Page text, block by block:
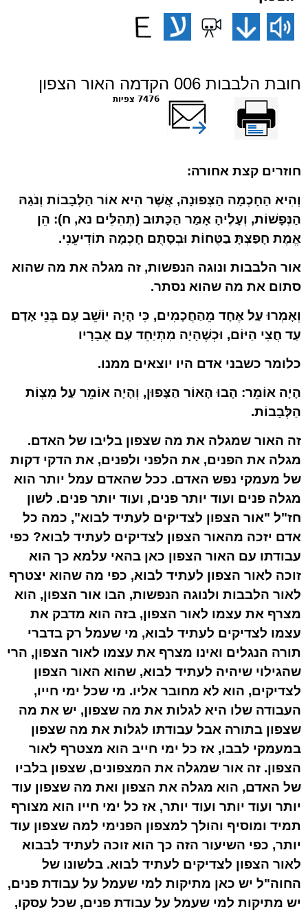
חובת הלבבות 006 הקדמה האור הצפון
7476 צפיות שלח דף במייל
חוזרים קצת אחורה:
וְהִיא הַחָכְמָה הַצְּפוּנָה, אֲשֶׁר הִיא אוֹר הַלְּבָבוֹת וְנֹגַהּ
הַנְּפָשׁוֹת, וְעָלֶיהָ אָמַר הַכָּתוּב (תְּהִלִּים נא, ח): הֵן
אֱמֶת חָפַצְתָּ בַטֻּחוֹת וּבְסָתֻם חָכְמָה תוֹדִיעֵנִי.
אור הלבבות ונוגה הנפשות, זה מגלה את מה שהוא
סתום את מה שהוא נסתר.
וְאָמְרוּ עַל אֶחָד מֵהַחֲכָמִים, כִּי הָיָה יוֹשֵׁב עִם בְּנֵי אָדָם
עַד חֲצִי הַיּוֹם, וּכְשֶׁהָיָה מִתְיַחֵד עִם אֵבָרָיו
כלומר כשבני אדם היו יוצאים ממנו.
הָיָה אוֹמֵר: הָבוּ הָאוֹר הַצָּפוּן, וְהָיָה אוֹמֵר עַל מִצְוֹת
הַלְּבָבוֹת.
זה האור שמגלה את מה שצפון בליבו של האדם.
מגלה את הפנים, את הלפני ולפנים, את הדקי דקות
של מעמקי נפש האדם. ככל שהאדם עמל יותר הוא
מגלה פנים ועוד יותר פנים, ועוד יותר פנים. לשון
חז"ל "אור הצפון לצדיקים לעתיד לבוא", כמה כל
אדם יזכה מהאור הצפון לצדיקים לעתיד לבוא? כפי
עבודתו עם האור הצפון כאן בהאי עלמא כך הוא
זוכה לאור הצפון לעתיד לבוא, כפי מה שהוא יצטרף
לאור הלבבות ולנוגה הנפשות, הבו אור הצפון, הוא
מצרף את עצמו לאור הצפון, בזה הוא מדבק את
עצמו לצדיקים לעתיד לבוא, מי שעמל רק בדברי
תורה הנגלים ואינו מצרף את עצמו לאור הצפון, הרי
שהגילוי שיהיה לעתיד לבוא, שהוא האור הצפון
לצדיקים, הוא לא מחובר אליו. מי שכל ימי חייו,
העבודה שלו היא לגלות את מה שצפון, יש את מה
שצפון בתורה אבל עבודתו לגלות את מה שצפון
במעמקי לבבו, אז כל ימי חייב הוא מצטרף לאור
הצפון. זה אור שמגלה את המצפונים, שצפון בלביו
של האדם, הוא מגלה את הצפון ואת מה שצפון עוד
יותר ועוד יותר ועוד יותר, אז כל ימי חייו הוא מצורף
תמיד ומוסיף והולך למצפון הפנימי למה שצפון עוד
יותר, כפי השיעור הזה כך הוא זוכה לעתיד לבבוא
לאור הצפון לצדיקים לעתיד לבוא. בלשונו של
החוה"ל יש כאן מתיקות למי שעמל על עבודת פנים,
יש מתיקות למי שעמל על עבודת פנים, שכל עסקו,